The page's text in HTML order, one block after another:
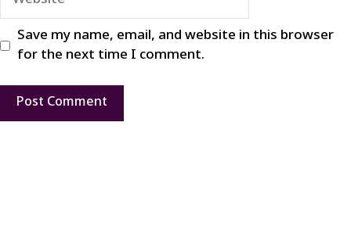
Save my name, email, and website in this browser
for the next time I comment.